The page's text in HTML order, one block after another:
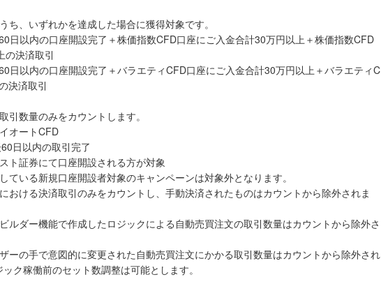
ち、いずれかを達成した場合に獲得対象です。
日以内の口座開設完了＋株価指数CFD口座にご入金合計30万円以上＋株価指数CFD
の決済取引
日以内の口座開設完了＋バラエティCFD口座にご入金合計30万円以上＋バラエティC
決済取引
引数量のみをカウントします。
オートCFD
日以内の取引完了
ト証券にて口座開設される方が対象
ている新規口座開設者対象のキャンペーンは対象外となります。
おける決済取引のみをカウントし、手動決済されたものはカウントから除外されま
ルダー機能で作成したロジックによる自動売買注文の取引数量はカウントから除外さ
ーの手で意図的に変更された自動売買注文にかかる取引数量はカウントから除外され
ク稼働前のセット数調整は可能とします。